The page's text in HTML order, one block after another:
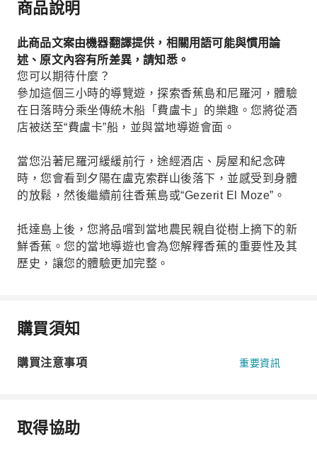
商品說明
此商品文案由機器翻譯提供，相關用語可能與慣用論
述、原文內容有所差異，請知悉。
您可以期待什麼？
參加這個三小時的導覽遊，探索香蕉島和尼羅河，體驗
在日落時分乘坐傳統木船「費盧卡」的樂趣。您將從酒
店被送至“費盧卡”船，並與當地導遊會面。
當您沿著尼羅河緩緩前行，途經酒店、房屋和紀念碑
時，您會看到夕陽在盧克索群山後落下，並感受到身體
的放鬆，然後繼續前往香蕉島或“Gezerit El Moze”。
抵達島上後，您將品嚐到當地農民親自從樹上摘下的新
鮮香蕉。您的當地導遊也會為您解釋香蕉的重要性及其
歷史，讓您的體驗更加完整。
購買須知
購買注意事項 重要資訊
取得協助